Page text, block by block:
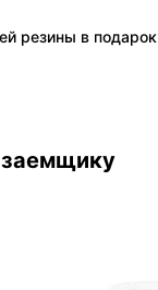
резины в подарок
заемщику